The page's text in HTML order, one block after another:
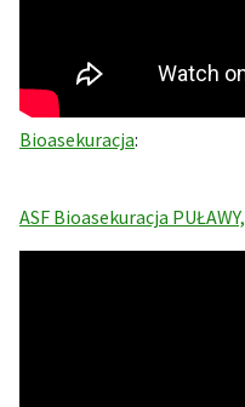
Bioasekuracja:
ASF Bioasekuracja